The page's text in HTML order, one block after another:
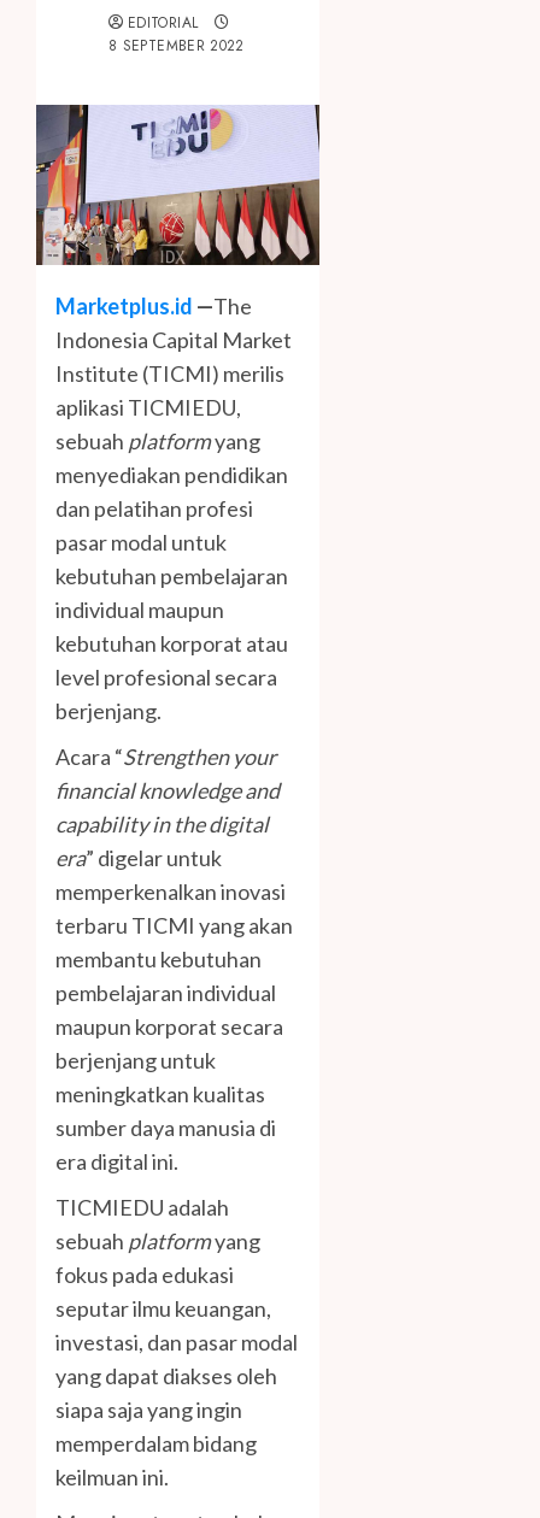
EDITORIAL
8 SEPTEMBER 2022
Marketplus.id —The
Indonesia Capital Market
Institute (TICMI) merilis
aplikasi TICMIEDU,
sebuah platformyang
menyediakan pendidikan
dan pelatihan profesi
pasar modal untuk
kebutuhan pembelajaran
individual maupun
kebutuhan korporat atau
level profesional secara
berjenjang.
Acara “Strengthen your
financial knowledge and
capability in the digital
era” digelar untuk
memperkenalkan inovasi
terbaru TICMI yang akan
membantu kebutuhan
pembelajaran individual
maupun korporat secara
berjenjang untuk
meningkatkan kualitas
sumber daya manusia di
era digital ini.
TICMIEDU adalah
sebuah platformyang
fokus pada edukasi
seputar ilmu keuangan,
investasi, dan pasar modal
yang dapat diakses oleh
siapa saja yang ingin
memperdalam bidang
keilmuan ini.